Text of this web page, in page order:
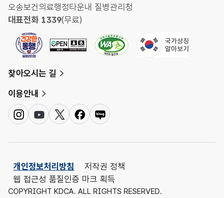
오송보건의료행정타운내 질병관리청
대표전화 1339(무료)
찾아오시는 길
이용안내
인
스
램
유
튜
트
위
페
이
네
이
로
그
개인정보처리방침
저작권 정책
웹 접근성 품질인증 마크 획득
COPYRIGHT KDCA. ALL RIGHTS RESERVED.